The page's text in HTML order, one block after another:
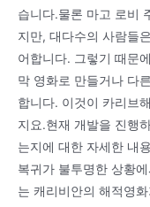
습니다.물론 마고 로비
지만, 대다수의 사람들
어합니다. 그렇기 때문
막 영화로 만들거나 다
합니다. 이것이 카리브
지요.현재 개발을 진행
는지에 대한 자세한 내
복귀가 불투명한 상황
는 캐리비안의 해적영